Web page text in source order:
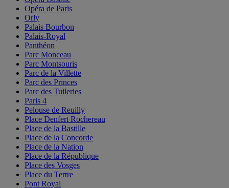
Opéra de Paris
Orly
Palais Bourbon
Palais-Royal
Panthéon
Parc Monceau
Parc Montsouris
Parc de la Villette
Parc des Princes
Parc des Tuileries
Paris 4
Pelouse de Reuilly
Place Denfert Rochereau
Place de la Bastille
Place de la Concorde
Place de la Nation
Place de la République
Place des Vosges
Place du Tertre
Pont Royal